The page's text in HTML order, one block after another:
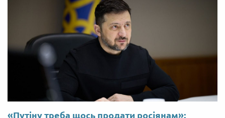
«Путіну треба щось продати росіянам»: